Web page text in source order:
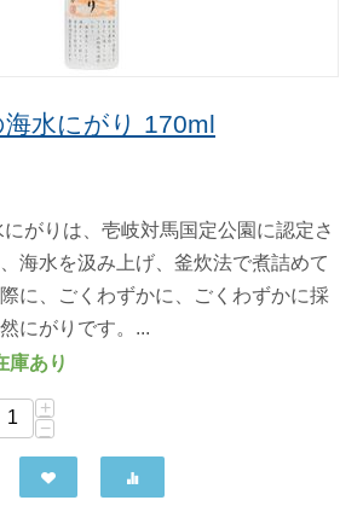
水にがり 170ml
がりは、壱岐対馬国定公園に認定さ
海水を汲み上げ、釜炊法で煮詰めて
際に、ごくわずかに、ごくわずかに採
にがりです。...
庫あり
+
−